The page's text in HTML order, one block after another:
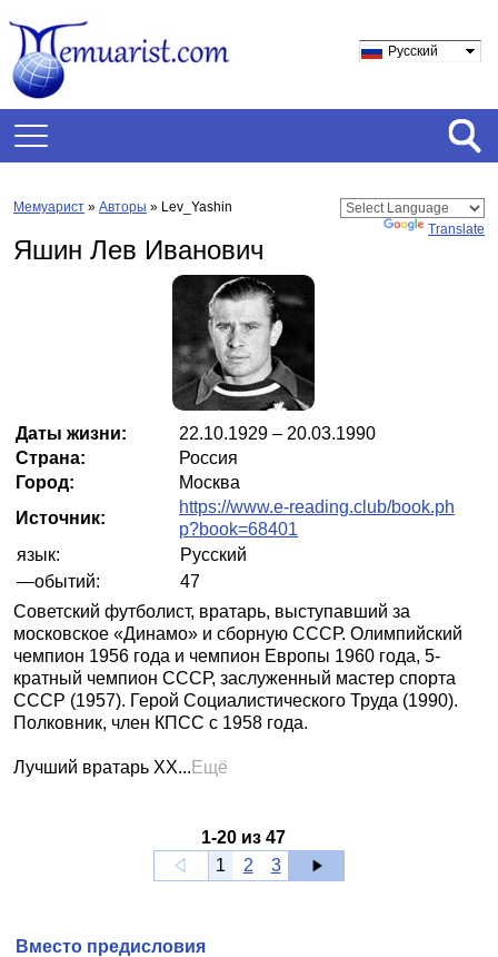
Русский
Мемуарист » Авторы » Lev_Yashin
Translate
Яшин Лев Иванович
Даты жизни:
22.10.1929 – 20.03.1990
Страна:
Россия
Город:
Москва
Источник:
https://www.e-reading.club/book.ph
p?book=68401
язык:
Русский
—обытий:
47
Советский футболист, вратарь, выступавший за
московское «Динамо» и сборную СССР. Олимпийский
чемпион 1956 года и чемпион Европы 1960 года, 5-
кратный чемпион СССР, заслуженный мастер спорта
СССР (1957). Герой Социалистического Труда (1990).
Полковник, член КПСС с 1958 года.
Лучший вратарь XX... Ещё
1-20из 47
1
2 3
Вместо предисловия